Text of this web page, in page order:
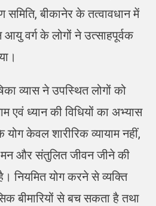
बीकानेर के तत्वावधान में
आयु वर्ग के लोगों ने उत्साहपूर्वक
व्यास ने उपस्थित लोगों को
एवं ध्यान की विधियों का अभ्यास
केवल शारीरिक व्यायाम नहीं,
मन और संतुलित जीवन जीने की
नियमित योग करने से व्यक्ति
बीमारियों से बच सकता है तथा